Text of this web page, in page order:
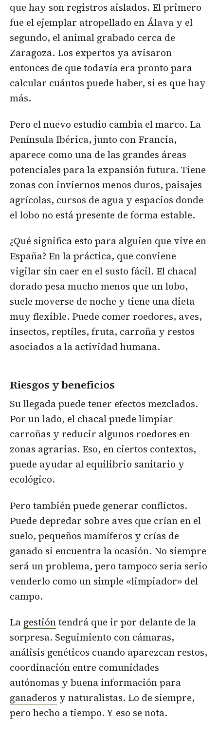
que hay son registros aislados. El primero
fue el ejemplar atropellado en Álava y el
segundo, el animal grabado cerca de
Zaragoza. Los expertos ya avisaron
entonces de que todavía era pronto para
calcular cuántos puede haber, si es que hay
más.
Pero el nuevo estudio cambia el marco. La
Península Ibérica, junto con Francia,
aparece como una de las grandes áreas
potenciales para la expansión futura. Tiene
zonas con inviernos menos duros, paisajes
agrícolas, cursos de agua y espacios donde
el lobo no está presente de forma estable.
¿Qué significa esto para alguien que vive en
España? En la práctica, que conviene
vigilar sin caer en el susto fácil. El chacal
dorado pesa mucho menos que un lobo,
suele moverse de noche y tiene una dieta
muy flexible. Puede comer roedores, aves,
insectos, reptiles, fruta, carroña y restos
asociados a la actividad humana.
Riesgos y beneficios
Su llegada puede tener efectos mezclados.
Por un lado, el chacal puede limpiar
carroñas y reducir algunos roedores en
zonas agrarias. Eso, en ciertos contextos,
puede ayudar al equilibrio sanitario y
ecológico.
Pero también puede generar conflictos.
Puede depredar sobre aves que crían en el
suelo, pequeños mamíferos y crías de
ganado si encuentra la ocasión. No siempre
será un problema, pero tampoco sería serio
venderlo como un simple «limpiador» del
campo.
La gestióntendrá que ir por delante de la
sorpresa. Seguimiento con cámaras,
análisis genéticos cuando aparezcan restos,
coordinación entre comunidades
autónomas y buena información para
ganaderos y naturalistas. Lo de siempre,
pero hecho a tiempo. Y eso se nota.